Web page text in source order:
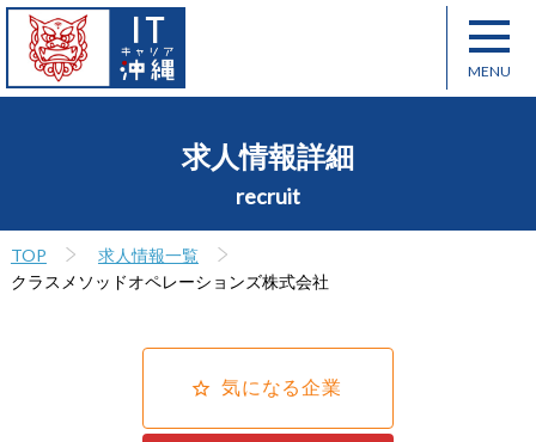
求人情報詳細
recruit
TOP
求人情報一覧
クラスメソッドオペレーションズ株式会社
気になる企業